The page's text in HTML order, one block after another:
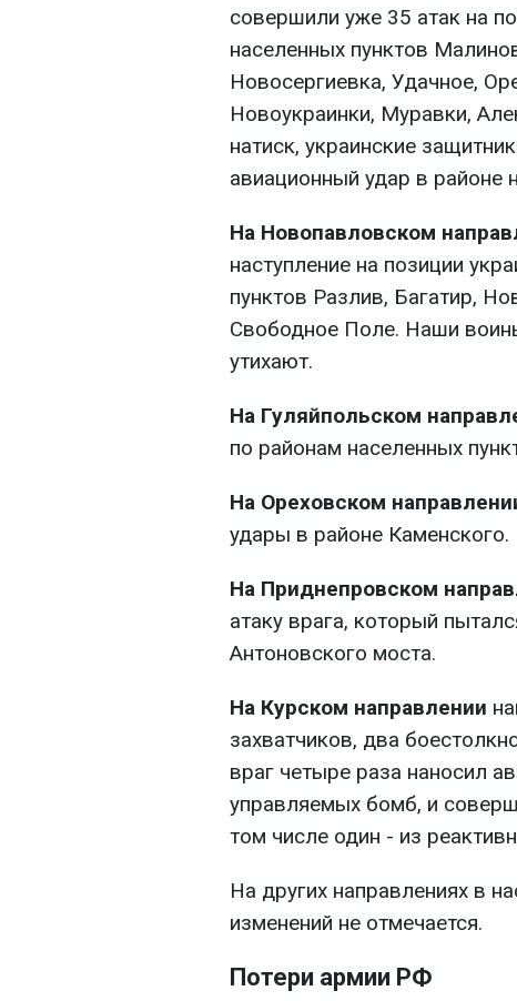
совершили уже 35 атак на
населенных пунктов
Новосергиевка, Удачное,
Новоукраинки, Муравки,
натиск, украинские
авиационный удар в районе
На Новопавловском
наступление на позиции
пунктов Разлив, Багатир,
Свободное Поле. Наши
утихают.
На Гуляйпольском
по районам населенных
На Ореховском
удары в районе Каменского.
На Приднепровском
атаку врага, который
Антоновского моста.
На Курском направлении
захватчиков, два
враг четыре раза наносил
управляемых бомб, и
том числе один - из
На других направлениях в
изменений не отмечается.
Потери армии РФ